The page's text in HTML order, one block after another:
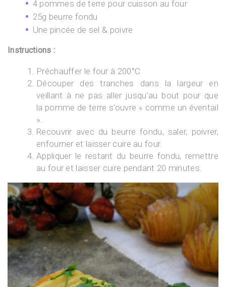
4 pommes de terre pour cuisson au four
25g beurre fondu
Une pincée de sel & poivre
Instructions :
Préchauffer le four à 200°C
Découper des tranches dans la largeur en
veillant à ne pas aller jusqu’au bout pour que
la pomme de terre s’ouvre « comme un éventail
».
Recouvrir avec du beurre fondu, saler, poivrer,
enfourner et laisser cuire au four.
Appliquer le restant du beurre fondu, remettre
au four et laisser cuire pendant 20 minutes.